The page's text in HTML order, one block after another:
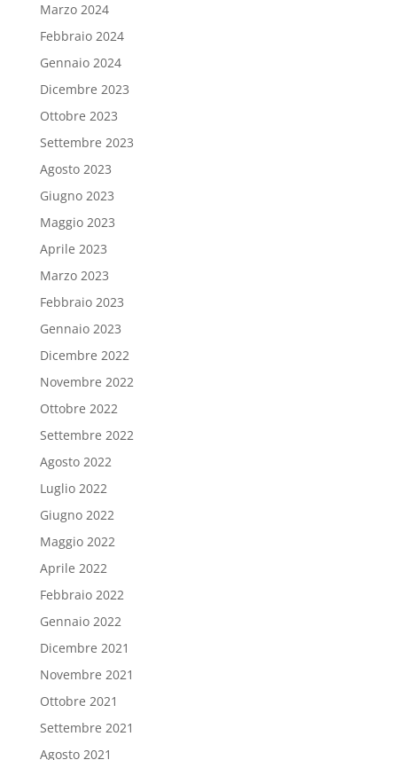
Marzo 2024
Febbraio 2024
Gennaio 2024
Dicembre 2023
Ottobre 2023
Settembre 2023
Agosto 2023
Giugno 2023
Maggio 2023
Aprile 2023
Marzo 2023
Febbraio 2023
Gennaio 2023
Dicembre 2022
Novembre 2022
Ottobre 2022
Settembre 2022
Agosto 2022
Luglio 2022
Giugno 2022
Maggio 2022
Aprile 2022
Febbraio 2022
Gennaio 2022
Dicembre 2021
Novembre 2021
Ottobre 2021
Settembre 2021
Agosto 2021